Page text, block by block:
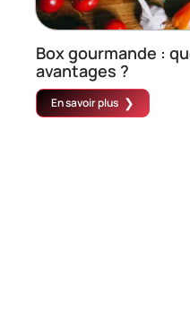
Box gourmande :
avantages ?
En savoir plus